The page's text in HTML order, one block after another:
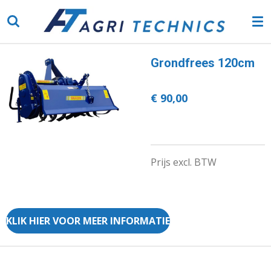
direct
hoofdinhoud
Grondfrees 120cm
€ 90,00
Prijs excl. BTW
KLIK HIER VOOR MEER INFORMATIE